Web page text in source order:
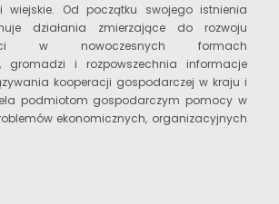
wiejskie. Od początku swojego istnienia
działania zmierzające do rozwoju
w nowoczesnych formach
gromadzi i rozpowszechnia informacje
kooperacji gospodarczej w kraju i
podmiotom gospodarczym pomocy w
ekonomicznych, organizacyjnych